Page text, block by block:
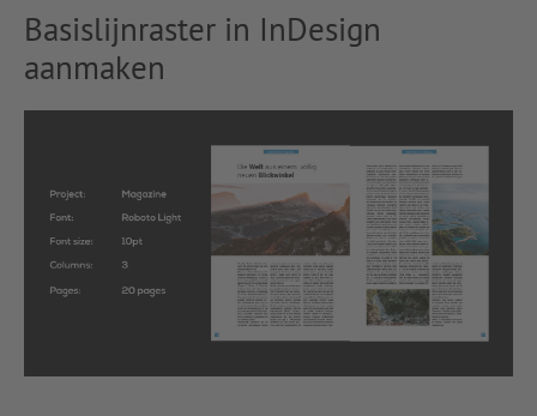
Basislijnraster in InDesign
aanmaken